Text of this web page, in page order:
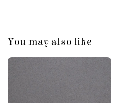
You may also like